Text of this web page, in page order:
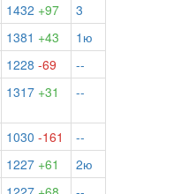
1432 +97
3
1381 +43
1ю
1228 -69
--
1317 +31 --
1030 -161
--
1227 +61
2ю